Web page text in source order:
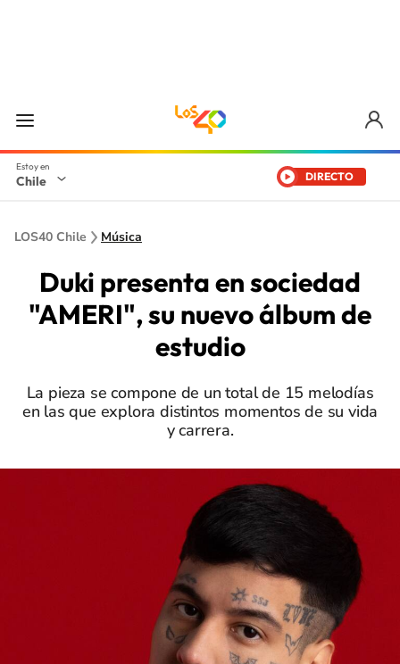
Chile DIRECTO
LOS40 Chile Música
Duki presenta en sociedad
"AMERI", su nuevo álbum de
estudio
La pieza se compone de un total de 15 melodías
en las que explora distintos momentos de su vida
y carrera.